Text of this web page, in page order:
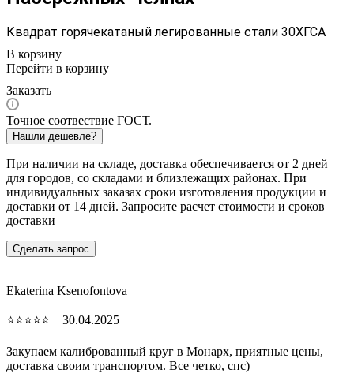
Квадрат горячекатаный легированные стали 30ХГСА
В корзину
Перейти в корзину
Заказать
Точное соотвествие ГОСТ.
Нашли дешевле?
При наличии на складе, доставка обеспечивается от 2 дней
для городов, со складами и близлежащих районах. При
индивидуальных заказах сроки изготовления продукции и
доставки от 14 дней. Запросите расчет стоимости и сроков
доставки
Сделать запрос
Ekaterina Ksenofontova
⭐⭐⭐⭐⭐ 30.04.2025
Закупаем калиброванный круг в Монарх, приятные цены,
доставка своим транспортом. Все четко, спc)